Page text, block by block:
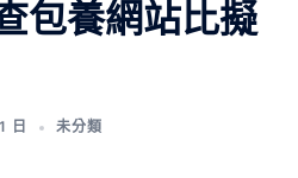
包養網站比擬
日 未分類